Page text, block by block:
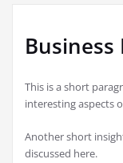
Business
This is a short
interesting aspects
Another short
discussed here.